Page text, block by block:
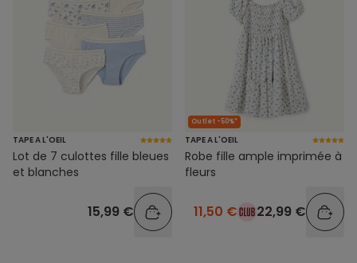
TAPE A L'OEIL
Lot de 7 culottes fille bleues
et blanches
15,99 €
Outlet -50%*
TAPE A L'OEIL
Robe fille ample imprimée à
fleurs
11,50 € 22,99 €